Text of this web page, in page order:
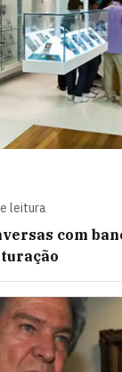
leitura
com